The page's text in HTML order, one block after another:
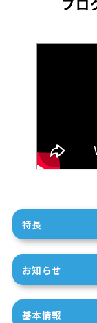
特長
お知らせ
基本情報